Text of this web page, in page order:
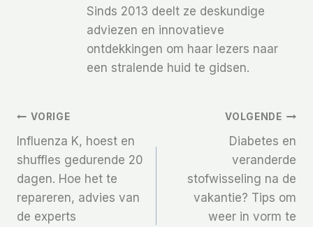
Sinds 2013 deelt ze deskundige
adviezen en innovatieve
ontdekkingen om haar lezers naar
een stralende huid te gidsen.
Bericht
Navigatie
VORIGE
Influenza K, hoest en
shuffles gedurende 20
dagen. Hoe het te
repareren, advies van
de experts
VOLGENDE
Diabetes en
veranderde
stofwisseling na de
vakantie? Tips om
weer in vorm te